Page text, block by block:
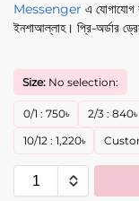
Messenger এ যোগাযোগ
ইনশাআল্লাহ। প্রি-অর্ডার
Size: No selection:
0/1 : 750৳ 2/3 : 840৳
10/12 : 1,220৳